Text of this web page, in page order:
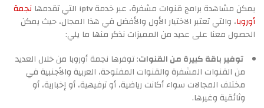
يمكن مشاهدة برامج قنوات مشفرة، عبر خدمة iptv التي تقدمها
نجمة
أوروبا، والتي تعتبر الاختيار الأول والأفضل في هذا المجال، حيث يمكن
الحصول معنا على عديد من المميزات نذكر منها ما يلي:
توفير باقة كبيرة من القنوات: توفرها نجمة أوروبا من خلال العديد
من القنوات المشفرة والقنوات المفتوحة، العربية والأجنبية في
مختلف المجالات سواء أكانت رياضية، أو ترفيهية، أو إخبارية، أو
وثائقية وغيرها.